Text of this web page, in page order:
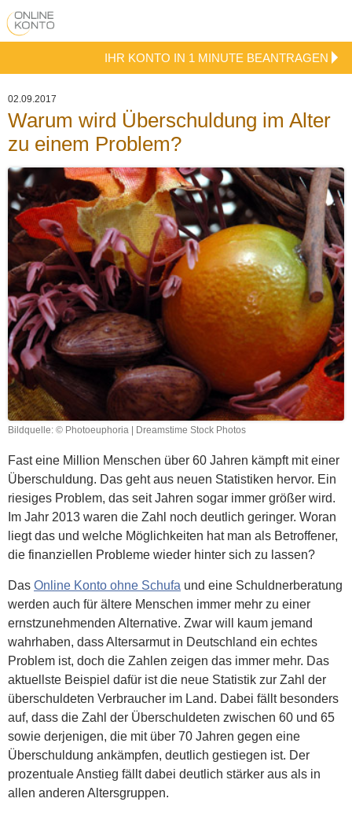
IHR KONTO IN 1 MINUTE BEANTRAGEN
02.09.2017
Warum wird Überschuldung im Alter
zu einem Problem?
Bildquelle: © Photoeuphoria | Dreamstime Stock Photos
Fast eine Million Menschen über 60 Jahren kämpft mit einer
Überschuldung. Das geht aus neuen Statistiken hervor. Ein
riesiges Problem, das seit Jahren sogar immer größer wird.
Im Jahr 2013 waren die Zahl noch deutlich geringer. Woran
liegt das und welche Möglichkeiten hat man als Betroffener,
die finanziellen Probleme wieder hinter sich zu lassen?
Das Online Konto ohne Schufa und eine Schuldnerberatung
werden auch für ältere Menschen immer mehr zu einer
ernstzunehmenden Alternative. Zwar will kaum jemand
wahrhaben, dass Altersarmut in Deutschland ein echtes
Problem ist, doch die Zahlen zeigen das immer mehr. Das
aktuellste Beispiel dafür ist die neue Statistik zur Zahl der
überschuldeten Verbraucher im Land. Dabei fällt besonders
auf, dass die Zahl der Überschuldeten zwischen 60 und 65
sowie derjenigen, die mit über 70 Jahren gegen eine
Überschuldung ankämpfen, deutlich gestiegen ist. Der
prozentuale Anstieg fällt dabei deutlich stärker aus als in
allen anderen Altersgruppen.